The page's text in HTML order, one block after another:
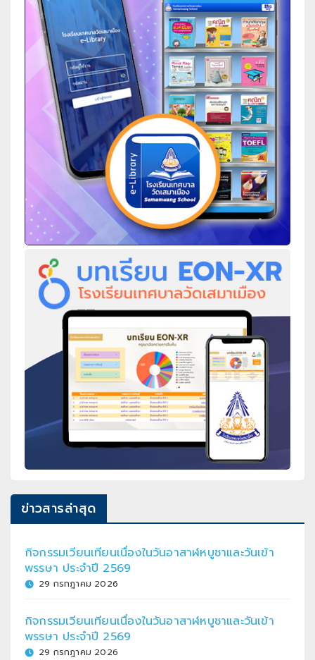
ข่าวสารล่าสุด
กิจกรรมเวียนเทียนเนื่องในวันอาสาฬหบูชาและวันเข้า
พรรษา ประจำปี 2569
29 กรกฎาคม 2026
กิจกรรมเวียนเทียนเนื่องในวันอาสาฬหบูชาและวันเข้า
พรรษา ประจำปี 2569
29 กรกฎาคม 2026